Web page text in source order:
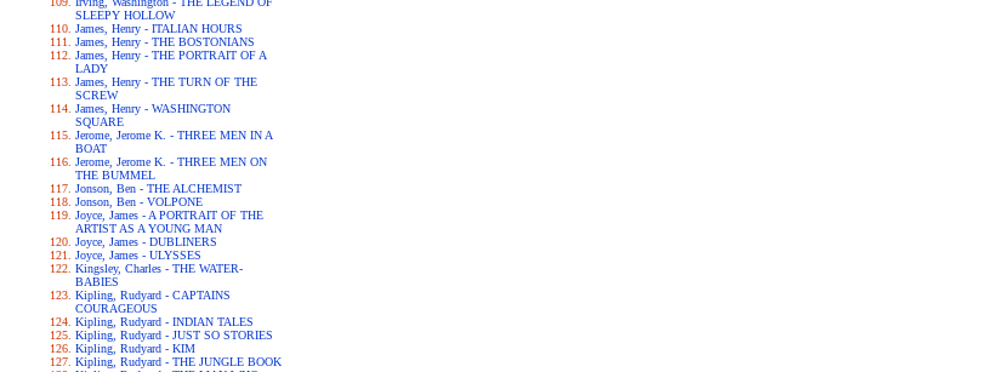
SLEEPY HOLLOW
James, Henry - ITALIAN HOURS
James, Henry - THE BOSTONIANS
James, Henry - THE PORTRAIT OF A
LADY
James, Henry - THE TURN OF THE
SCREW
James, Henry - WASHINGTON
SQUARE
Jerome, Jerome K. - THREE MEN IN A
BOAT
Jerome, Jerome K. - THREE MEN ON
THE BUMMEL
Jonson, Ben - THE ALCHEMIST
Jonson, Ben - VOLPONE
Joyce, James - A PORTRAIT OF THE
ARTIST AS A YOUNG MAN
Joyce, James - DUBLINERS
Joyce, James - ULYSSES
Kingsley, Charles - THE WATER-
BABIES
Kipling, Rudyard - CAPTAINS
COURAGEOUS
Kipling, Rudyard - INDIAN TALES
Kipling, Rudyard - JUST SO STORIES
Kipling, Rudyard - KIM
Kipling, Rudyard - THE JUNGLE BOOK